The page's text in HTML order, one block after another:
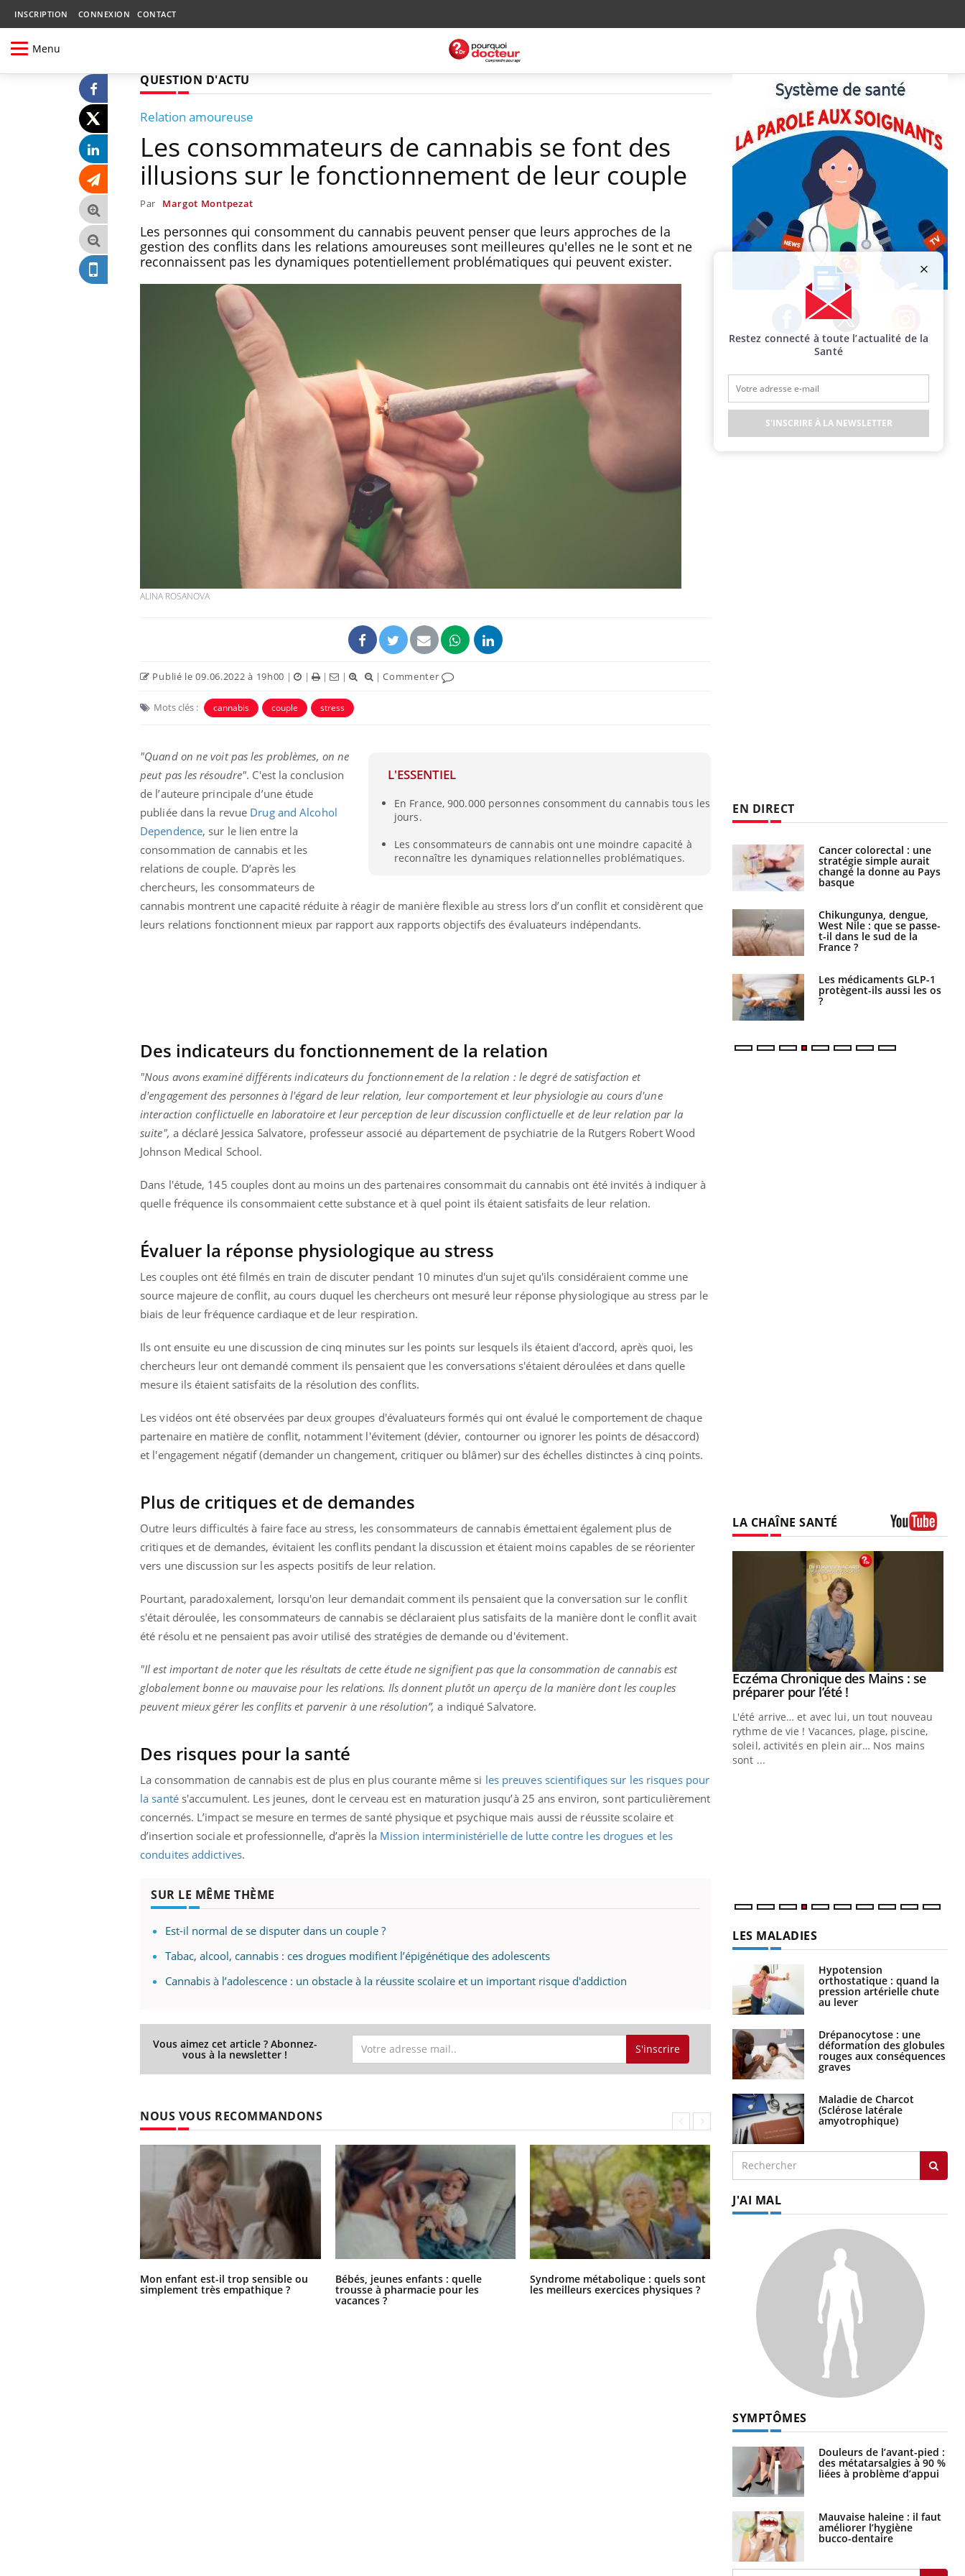
INSCRIPTION CONNEXION CONTACT
Menu
QUESTION D'ACTU
Relation amoureuse
Les consommateurs de cannabis se font des
illusions sur le fonctionnement de leur couple
Par Margot Montpezat
Les personnes qui consomment du cannabis peuvent penser que leurs approches de la
gestion des conflits dans les relations amoureuses sont meilleures qu'elles ne le sont et ne
reconnaissent pas les dynamiques potentiellement problématiques qui peuvent exister.
ALINA ROSANOVA
Publié le 09.06.2022 à 19h00 | | | | |Commenter
Mots clés : cannabis couple stress
L'ESSENTIEL
En France, 900.000 personnes consomment du cannabis tous les
jours.
Les consommateurs de cannabis ont une moindre capacité à
reconnaître les dynamiques relationnelles problématiques.
"Quand on ne voit pas les problèmes, on ne
peut pas les résoudre". C'est la conclusion
de l’auteure principale d’une étude
publiée dans la revue Drug and Alcohol
Dependence, sur le lien entre la
consommation de cannabis et les
relations de couple. D’après les
chercheurs, les consommateurs de
cannabis montrent une capacité réduite à réagir de manière flexible au stress lors d’un conflit et considèrent que
leurs relations fonctionnent mieux par rapport aux rapports objectifs des évaluateurs indépendants.
Des indicateurs du fonctionnement de la relation
"Nous avons examiné différents indicateurs du fonctionnement de la relation : le degré de satisfaction et
d'engagement des personnes à l'égard de leur relation, leur comportement et leur physiologie au cours d'une
interaction conflictuelle en laboratoire et leur perception de leur discussion conflictuelle et de leur relation par la
suite", a déclaré Jessica Salvatore, professeur associé au département de psychiatrie de la Rutgers Robert Wood
Johnson Medical School.
Dans l'étude, 145 couples dont au moins un des partenaires consommait du cannabis ont été invités à indiquer à
quelle fréquence ils consommaient cette substance et à quel point ils étaient satisfaits de leur relation.
Évaluer la réponse physiologique au stress
Les couples ont été filmés en train de discuter pendant 10 minutes d'un sujet qu'ils considéraient comme une
source majeure de conflit, au cours duquel les chercheurs ont mesuré leur réponse physiologique au stress par le
biais de leur fréquence cardiaque et de leur respiration.
Ils ont ensuite eu une discussion de cinq minutes sur les points sur lesquels ils étaient d'accord, après quoi, les
chercheurs leur ont demandé comment ils pensaient que les conversations s'étaient déroulées et dans quelle
mesure ils étaient satisfaits de la résolution des conflits.
Les vidéos ont été observées par deux groupes d'évaluateurs formés qui ont évalué le comportement de chaque
partenaire en matière de conflit, notamment l'évitement (dévier, contourner ou ignorer les points de désaccord)
et l'engagement négatif (demander un changement, critiquer ou blâmer) sur des échelles distinctes à cinq points.
Plus de critiques et de demandes
Outre leurs difficultés à faire face au stress, les consommateurs de cannabis émettaient également plus de
critiques et de demandes, évitaient les conflits pendant la discussion et étaient moins capables de se réorienter
vers une discussion sur les aspects positifs de leur relation.
Pourtant, paradoxalement, lorsqu'on leur demandait comment ils pensaient que la conversation sur le conflit
s'était déroulée, les consommateurs de cannabis se déclaraient plus satisfaits de la manière dont le conflit avait
été résolu et ne pensaient pas avoir utilisé des stratégies de demande ou d'évitement.
"Il est important de noter que les résultats de cette étude ne signifient pas que la consommation de cannabis est
globalement bonne ou mauvaise pour les relations. Ils donnent plutôt un aperçu de la manière dont les couples
peuvent mieux gérer les conflits et parvenir à une résolution”, a indiqué Salvatore.
Des risques pour la santé
La consommation de cannabis est de plus en plus courante même si les preuves scientifiques sur les risques pour
la santés'accumulent. Les jeunes, dont le cerveau est en maturation jusqu’à 25 ans environ, sont particulièrement
concernés. L’impact se mesure en termes de santé physique et psychique mais aussi de réussite scolaire et
d’insertion sociale et professionnelle, d’après la Mission interministérielle de lutte contre les drogues et les
conduites addictives.
SUR LE MÊME THÈME
Est-il normal de se disputer dans un couple ?
Tabac, alcool, cannabis : ces drogues modifient l’épigénétique des adolescents
Cannabis à l’adolescence : un obstacle à la réussite scolaire et un important risque d'addiction
Vous aimez cet article ? Abonnez-
vous à la newsletter ! S'inscrire
NOUS VOUS RECOMMANDONS
Mon enfant est-il trop sensible ou
simplement très empathique ?
Bébés, jeunes enfants : quelle
trousse à pharmacie pour les
vacances ?
Syndrome métabolique : quels sont
les meilleurs exercices physiques ?
Comment éviter une otite pendant
les vacances ?
Facebook Twitter Instagram
EN DIRECT
Mon enfant est-il trop
très empathique ?
Bébés, jeunes enfants :
quelle trousse à
Comment éviter une otite
pendant les vacances ?
Hantavirus : un cas
détecté chez un touriste
en France
Grossesse à risque : ce jus
naturel attire l'attention
Comment oublier les
écrans en vacances ?
Cancer colorectal : une
stratégie simple aurait
changé la donne au Pays
basque
Chikungunya, dengue,
West Nile : que se passe-
t-il dans le sud de la
France ?
Les médicaments GLP-1
protègent-ils aussi les os
?
LA CHAÎNE SANTÉ
Eczéma Chronique des Mains :
expliquer ma maladieYoutube
Il y a des sujets qui sont faciles à aborder...
questions sur la maladie d'un proche c'est
prévenir Youtube
Fatigue, irritabilité, brouillard mental ou
même alopécie… Les symptômes de la
...
Insuline & Charge mentale : et si on
osait en parler??Youtube
Youtube
Eczéma Chronique des Mains : se
préparer pour l’été !Youtube
L'été arrive… et avec lui, un tout nouveau
rythme de vie ! Vacances, plage, piscine,
soleil, activités en plein air… Nos mains
sont ...
LES MALADIES
Hypotension
orthostatique : quand la
pression artérielle chute
au lever
Drépanocytose : une
déformation des globules
rouges aux conséquences
graves
Maladie de Charcot
(Sclérose latérale
amyotrophique)
J'AI MAL
SYMPTÔMES
Douleurs de l’avant-pied :
des métatarsalgies à 90 %
liées à problème d’appui
Mauvaise haleine : il faut
améliorer l’hygiène
bucco-dentaire
Restez connecté à toute l’actualité de la
Santé
S'INSCRIRE À LA NEWSLETTER